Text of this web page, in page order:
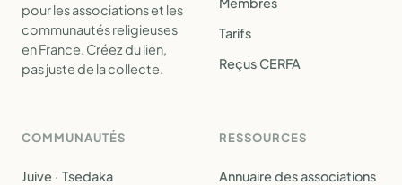
pour les associations et les
communautés religieuses
en France. Créez du lien,
pas juste de la collecte.
Tarifs
Reçus CERFA
COMMUNAUTÉS
Juive · Tsedaka
RESSOURCES
Annuaire des associations